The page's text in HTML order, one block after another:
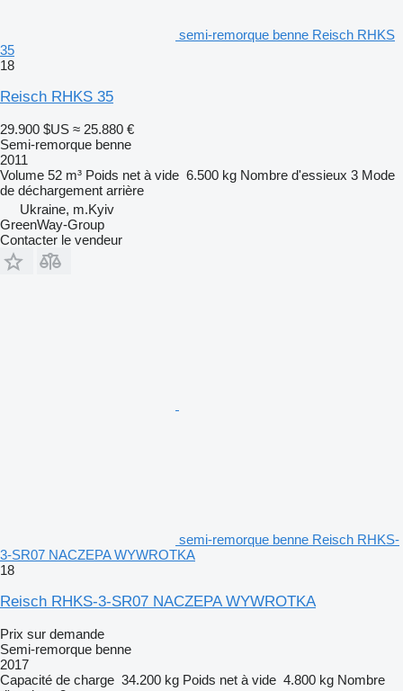
semi-remorque benne Reisch RHKS
35
18
Reisch RHKS 35
29.900 $US ≈ 25.880 €
Semi-remorque benne
2011
Volume 52 m³ Poids net à vide 6.500 kg Nombre d'essieux 3 Mode
de déchargement arrière
Ukraine, m.Kyiv
GreenWay-Group
Contacter le vendeur
semi-remorque benne Reisch RHKS-
3-SR07 NACZEPA WYWROTKA
18
Reisch RHKS-3-SR07 NACZEPA WYWROTKA
Prix sur demande
Semi-remorque benne
2017
Capacité de charge 34.200 kg Poids net à vide 4.800 kg Nombre